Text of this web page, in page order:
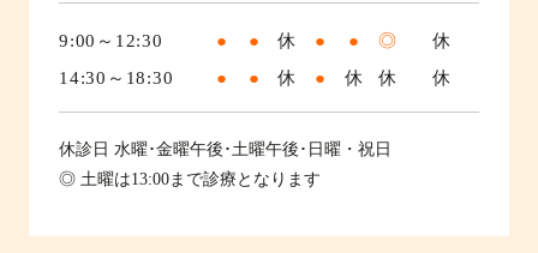
9:00～12:30 ● ● 休 ● ● ◎
休
14:30～18:30
● ● 休 ● 休 休 休
休診日 水曜･金曜午後･土曜午後･日曜・祝日
◎ 土曜は13:00まで診療となります